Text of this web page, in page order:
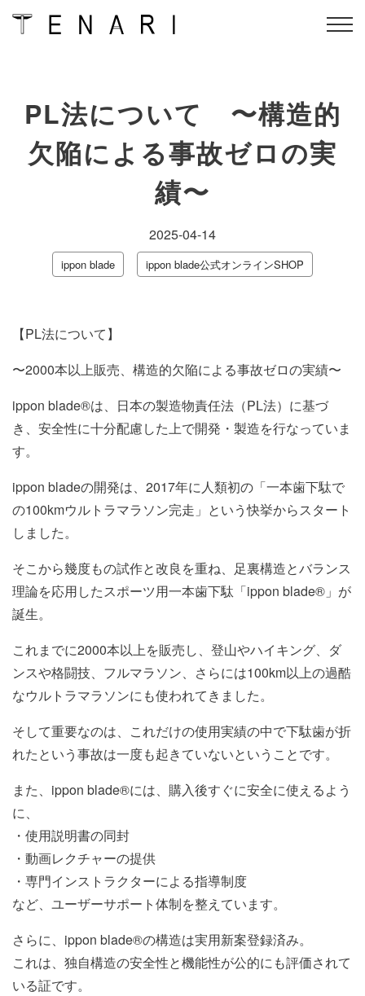
content
ippon blade公認指導者資
格＆
TENARIセルフケア
オンラインスクール
会社概要 よくある質問
PL法について 〜構造的
欠陥による事故ゼロの実
績〜
2025-04-14
ippon blade ippon blade公式オンラインSHOP
【PL法について】
〜2000本以上販売、構造的欠陥による事故ゼロの実績〜
ippon blade®︎は、日本の製造物責任法（PL法）に基づ
き、安全性に十分配慮した上で開発・製造を行なっていま
す。
ippon bladeの開発は、2017年に人類初の「一本歯下駄で
の100kmウルトラマラソン完走」という快挙からスタート
しました。
そこから幾度もの試作と改良を重ね、足裏構造とバランス
理論を応用したスポーツ用一本歯下駄「ippon blade®︎」が
誕生。
これまでに2000本以上を販売し、登山やハイキング、ダ
ンスや格闘技、フルマラソン、さらには100km以上の過酷
なウルトラマラソンにも使われてきました。
そして重要なのは、これだけの使用実績の中で下駄歯が折
れたという事故は一度も起きていないということです。
また、ippon blade®︎には、購入後すぐに安全に使えるよう
に、
・使用説明書の同封
・動画レクチャーの提供
・専門インストラクターによる指導制度
など、ユーザーサポート体制を整えています。
さらに、ippon blade®︎の構造は実用新案登録済み。
これは、独自構造の安全性と機能性が公的にも評価されて
いる証です。